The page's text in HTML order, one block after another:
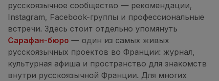
русскоязычное сообщество — рекомендации,
Instagram, Facebook-группы и профессиональные
встречи. Здесь стоит отдельно упомянуть
Сарафан-бюро — один из самых живых
русскоязычных проектов во Франции: журнал,
культурная афиша и пространство для знакомств
внутри русскоязычной Франции. Для многих